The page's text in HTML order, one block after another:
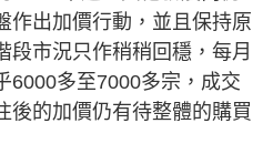
作出加價行動，並且保持原
段市況只作稍稍回穩，每月
6000多至7000多宗，成交
後的加價仍有待整體的購買